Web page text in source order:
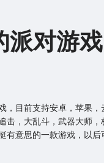
派对游戏
，目前支持安卓，苹果，
击，大乱斗，武器大师
有意思的一款游戏，以后